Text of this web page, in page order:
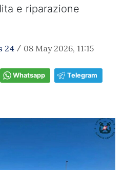
e riparazione
24 / 08 May 2026, 11:15
Whatsapp Telegram